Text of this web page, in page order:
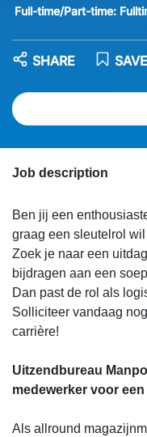
Full-time/Part-time:
SAVE
SHARE
Job description
Ben jij een
graag een sleutelrol
Zoek je naar een
bijdragen aan een
Dan past de rol als
Solliciteer vandaag
carrière!
Uitzendbureau
medewerker voor
Als allround